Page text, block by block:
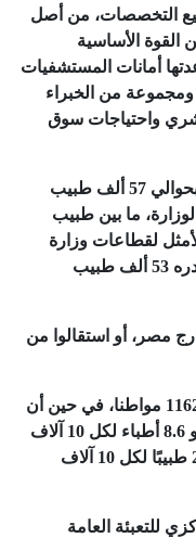
من جميع التخصصات، من أصل
مسجلين، بنسبة 38% من القوة الأساسية
أمانات المستشفيات
ومجموعة من الخبراء
واحتياجات سوق
ويقدر عدد الأطباء بوزارة الصحة وحدها بحوالي 57 ألف طبيب
ما بين طبيب
لقطاعات وزارة
الصحة هو 110 آلاف أي أن هناك عجزًا قدره 53 ألف طبيب
خارج مصر، أو استقالوا من
ولذلك يوجد في مصر طبيب مخصص لـ1162 مواطنا، في حين أن
المعدل العالمي، طبيب لكل 434 فردًا، أو 8.6 أطباء لكل 10 آلاف
مواطن في ظل أن المعدلات العالمية 23 طبيبًا لكل 10 آلاف
للتعبئة العامة